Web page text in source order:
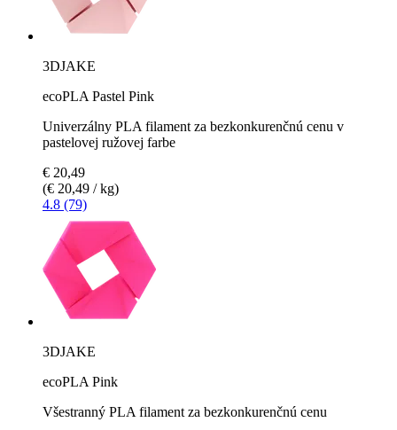
3DJAKE
ecoPLA Pastel Pink
Univerzálny PLA filament za bezkonkurenčnú cenu v
pastelovej ružovej farbe
€ 20,49
(€ 20,49 / kg)
4.8 (79)
3DJAKE
ecoPLA Pink
Všestranný PLA filament za bezkonkurenčnú cenu